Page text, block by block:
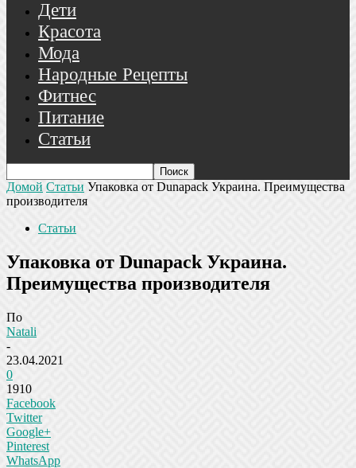
Дети
Красота
Мода
Народные Рецепты
Фитнес
Питание
Статьи
Домой Статьи Упаковка от Dunapack Украина. Преимущества
производителя
Статьи
Упаковка от Dunapack Украина.
Преимущества производителя
По
Natali
-
23.04.2021
0
1910
Facebook
Twitter
Google+
Pinterest
WhatsApp